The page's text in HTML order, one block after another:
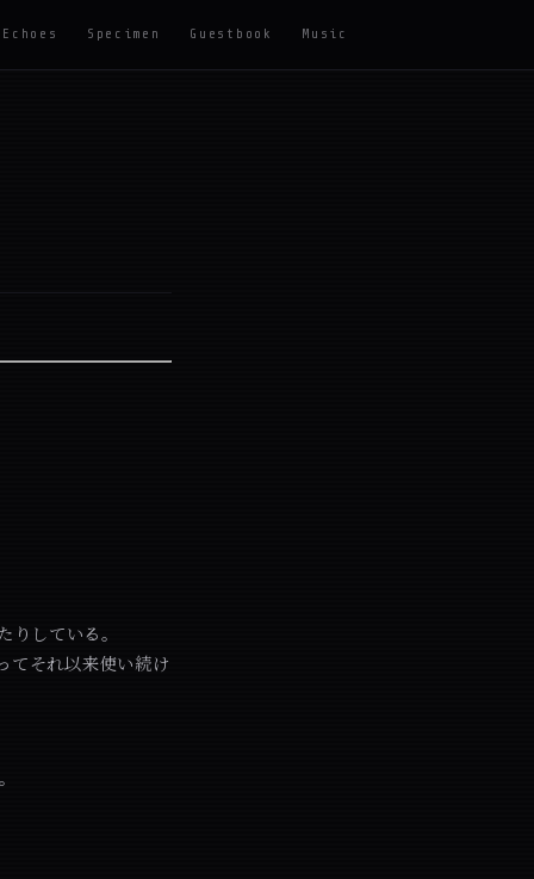
Echoes Specimen Guestbook Music
している。
てそれ以来使い続け